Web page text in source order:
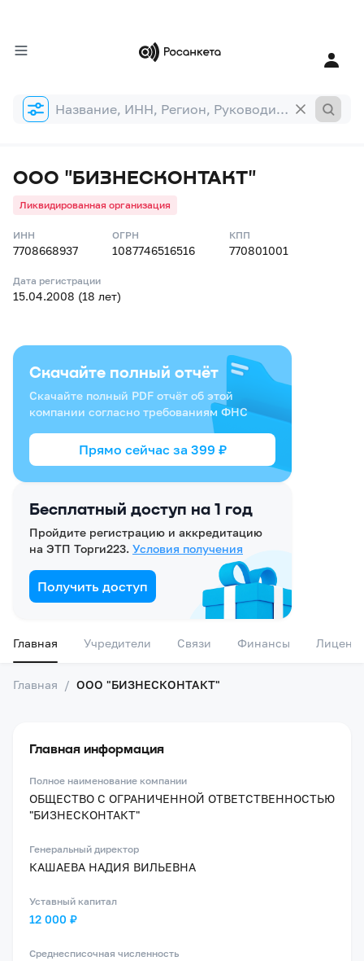
Форма
поиска
ООО "БИЗНЕСКОНТАКТ"
Ликвидированная организация
ИНН
7708668937
ОГРН
1087746516516
КПП
770801001
Дата регистрации
15.04.2008 (18 лет)
Бесплатный доступ на 1 год
Пройдите регистрацию и аккредитацию
на ЭТП Торги223. Условия получения
Получить доступ
Скачайте полный отчёт
Скачайте полный PDF отчёт об этой
компании согласно требованиям ФНС
Прямо сейчас за 399 ₽
Главная Учредители Связи Финансы
Главная / ООО "БИЗНЕСКОНТАКТ"
Главная информация
Полное наименование компании
ОБЩЕСТВО С ОГРАНИЧЕННОЙ ОТВЕТСТВЕННОСТЬЮ
"БИЗНЕСКОНТАКТ"
Генеральный директор
КАШАЕВА НАДИЯ ВИЛЬЕВНА
Уставный капитал
12 000 ₽
Среднесписочная численность